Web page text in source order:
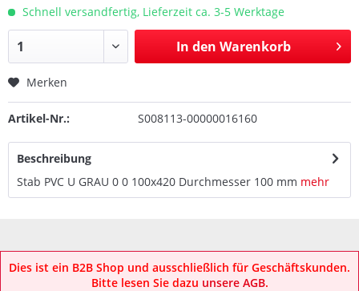
Schnell versandfertig, Lieferzeit ca. 3-5 Werktage
In den Warenkorb
Merken
Artikel-Nr.: S008113-00000016160
Beschreibung
Stab PVC U GRAU 0 0 100x420 Durchmesser 100 mm mehr
Dies ist ein B2B Shop und ausschließlich für Geschäftskunden.
Bitte lesen Sie dazu unsere AGB.